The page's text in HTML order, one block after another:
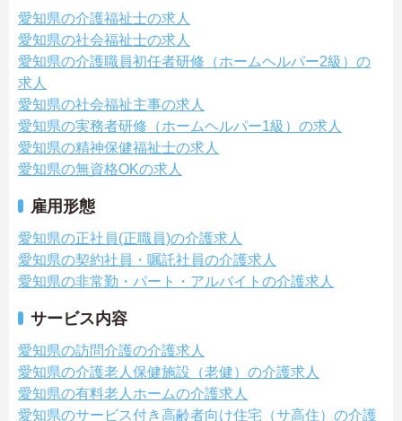
愛知県の介護福祉士の求人
愛知県の社会福祉士の求人
愛知県の介護職員初任者研修（ホームヘルパー2級）の
求人
愛知県の社会福祉主事の求人
愛知県の実務者研修（ホームヘルパー1級）の求人
愛知県の精神保健福祉士の求人
愛知県の無資格OKの求人
雇用形態
愛知県の正社員(正職員)の介護求人
愛知県の契約社員・嘱託社員の介護求人
愛知県の非常勤・パート・アルバイトの介護求人
サービス内容
愛知県の訪問介護の介護求人
愛知県の介護老人保健施設（老健）の介護求人
愛知県の有料老人ホームの介護求人
愛知県のサービス付き高齢者向け住宅（サ高住）の介護